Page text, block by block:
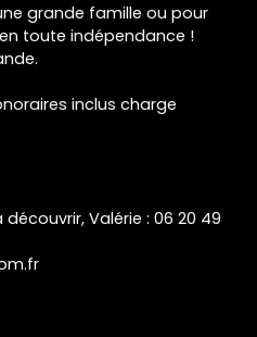
grande famille ou pour
toute indépendance !
inclus charge
Valérie : 06 20 49